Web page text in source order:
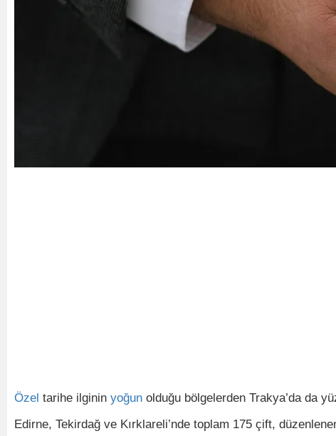
Özel tarihe ilginin yoğun olduğu bölgelerden Trakya’da da
Edirne, Tekirdağ ve Kırklareli’nde toplam 175 çift,